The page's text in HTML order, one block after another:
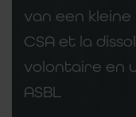
van een kleine
CSA et la
volontaire en
ASBL